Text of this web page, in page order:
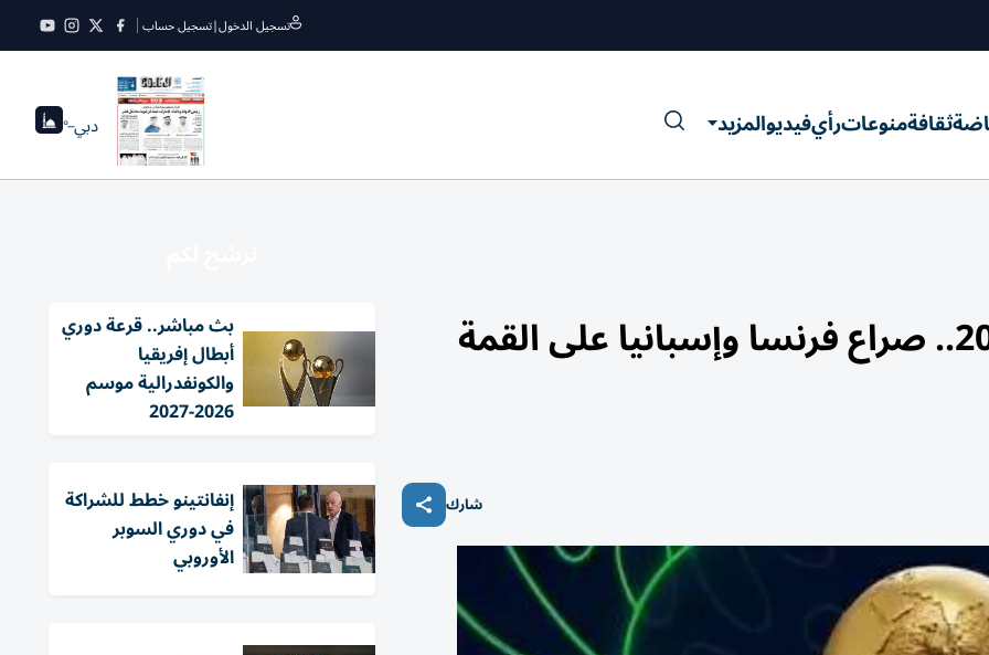
تسجيل الدخول|تسجيل حساب
ثقافةمنوعاترأيفيديوالمزيد دبي--°
أغلى منتخبات كأس العالم 2026.. صراع فرنسا وإسبانيا على القمة
شارك
بث مباشر.. قرعة دوري
أبطال إفريقيا
والكونفدرالية موسم
2026-2027
إنفانتينو خطط للشراكة
في دوري السوبر
الأوروبي